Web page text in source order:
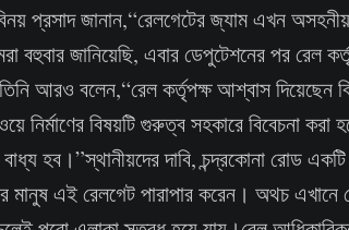
প্রসাদ জানান,“রেলগেটের জ্যাম এখন
জানিয়েছি, এবার ডেপুটেশনের পর রেল
আরও বলেন,“রেল কর্তৃপক্ষ আশ্বাস দিয়েছেন
নির্মাণের বিষয়টি গুরুত্ব সহকারে বিবেচনা
হব।”স্থানীয়দের দাবি, চন্দ্রকোনা রোড
মানুষ এই রেলগেট পারাপার করেন। অথচ এখানে